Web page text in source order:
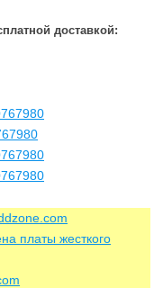
доставкой:
платы жесткого